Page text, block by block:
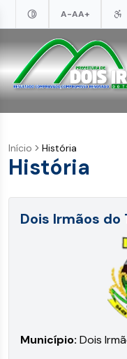
A-AA+
Início História
História
Dois Irmãos do
Município: Dois